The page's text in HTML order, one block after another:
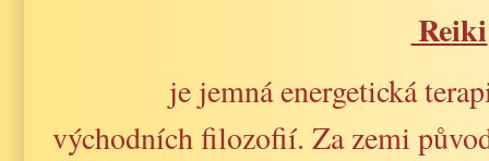
Reiki
je jemná energetická
východních filozofií. Za zemi